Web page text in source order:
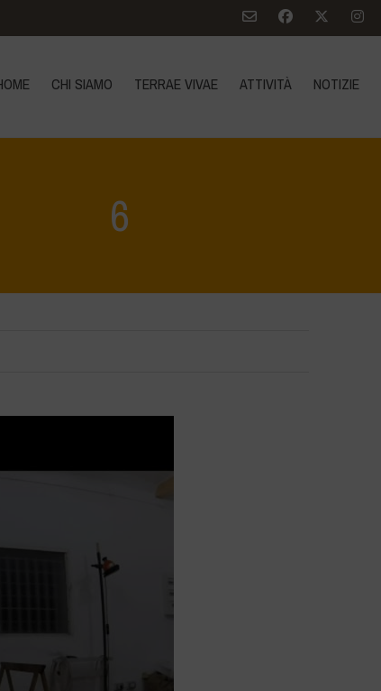
CHI SIAMO TERRAE VIVAE ATTIVITÀ NOTIZIE
6